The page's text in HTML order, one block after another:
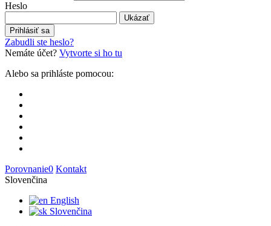
Heslo
Ukázať
Prihlásiť sa
Zabudli ste heslo?
Nemáte účet? Vytvorte si ho tu
Alebo sa prihláste pomocou:
Porovnanie0 Kontakt
Slovenčina
English
Slovenčina